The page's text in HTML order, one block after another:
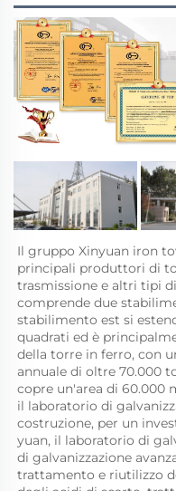
Il gruppo Xinyuan iron
principali produttori di
trasmissione e altri tipi
comprende due
stabilimento est si
quadrati ed è
della torre in ferro, con
annuale di oltre 70.000
copre un'area di 60.000
il laboratorio di
costruzione, per un
yuan, il laboratorio di
di galvanizzazione
trattamento e riutilizzo